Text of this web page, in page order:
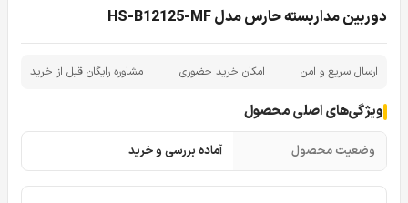
دوربین مداربسته حارس مدل HS-B12125-MF
ارسال سریع و امن امکان خرید حضوری مشاوره رایگان قبل از خرید
ویژگی‌های اصلی محصول
وضعیت محصول آماده بررسی و خرید